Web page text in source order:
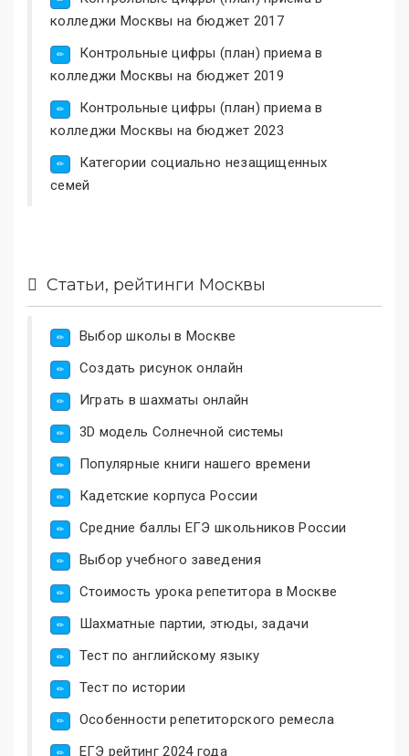
колледжи Москвы на бюджет 2017
Контрольные цифры (план) приема в
колледжи Москвы на бюджет 2019
Контрольные цифры (план) приема в
колледжи Москвы на бюджет 2023
Категории социально незащищенных
семей
Статьи, рейтинги Москвы
Выбор школы в Москве
Создать рисунок онлайн
Играть в шахматы онлайн
3D модель Солнечной системы
Популярные книги нашего времени
Кадетские корпуса России
Средние баллы ЕГЭ школьников России
Выбор учебного заведения
Стоимость урока репетитора в Москве
Шахматные партии, этюды, задачи
Тест по английскому языку
Тест по истории
Особенности репетиторского ремесла
ЕГЭ рейтинг 2024 года